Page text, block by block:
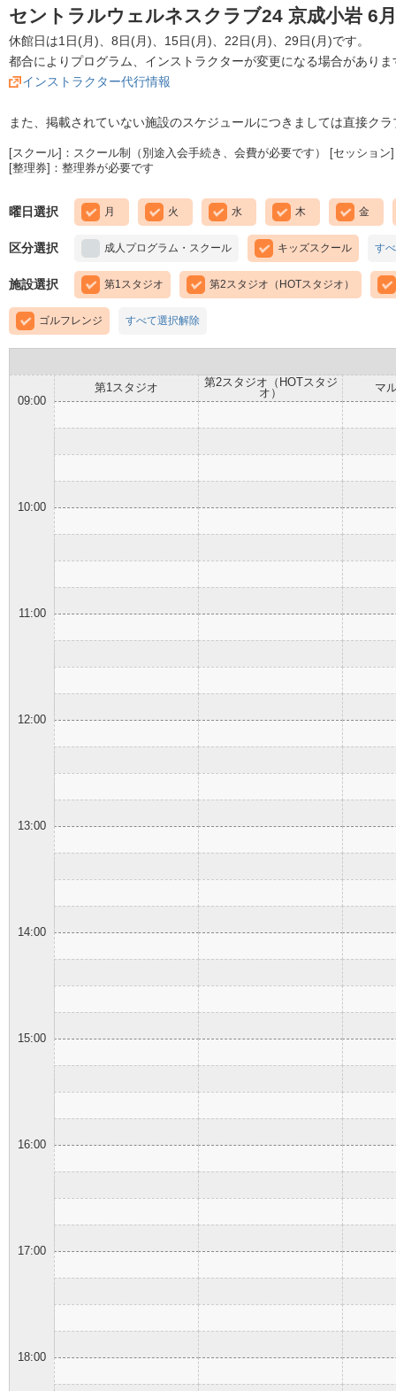
セントラルウェルネスクラブ24 京成小岩 6
休館日は1日(月)、8日(月)、15日(月)、22日(月)、29日(月)です。
都合によりプログラム、インストラクターが変更になる場合がありま
インストラクター代行情報
また、掲載されていない施設のスケジュールにつきましては直接ク
[スクール]：スクール制（別途入会手続き、会費が必要です） [セッショ
[整理券]：整理券が必要です
曜日選択 月 火 水 木 金
区分選択 成人プログラム・スクール キッズスクール す
施設選択 第1スタジオ 第2スタジオ（HOTスタジオ）
ゴルフレンジ すべて選択解除
第1スタジオ
第2スタジオ（HOTスタジ
オ）
マ
09:00
10:00
11:00
12:00
13:00
14:00
15:00
16:00
17:00
18:00